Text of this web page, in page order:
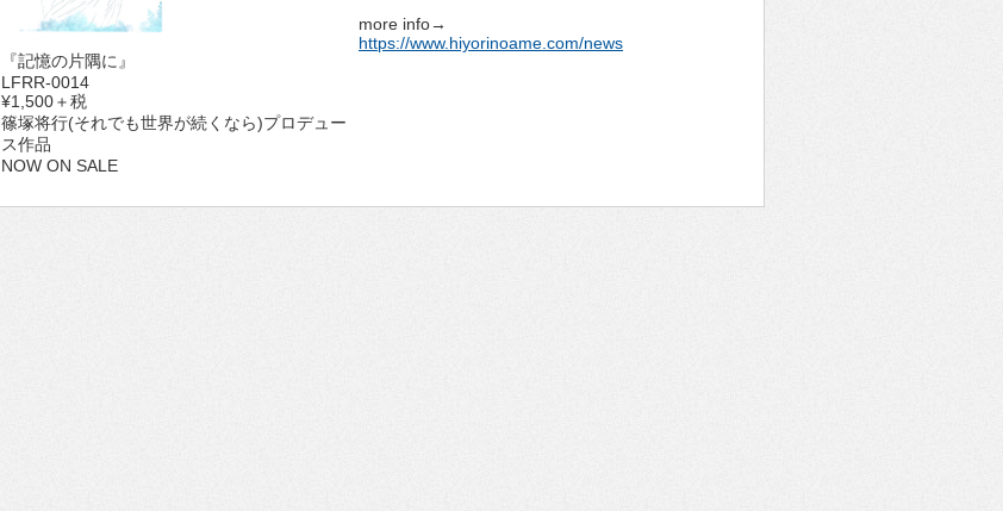
『記憶の片隅に』
LFRR-0014
¥1,500＋税
篠塚将行(それでも世界が続くなら)プロデュー
ス作品
NOW ON SALE
more info→
https://www.hiyorinoame.com/news